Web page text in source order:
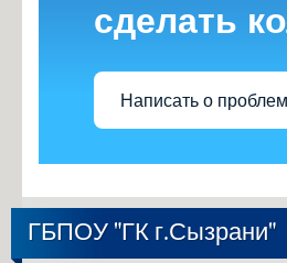
сделать
Написать о
ГБПОУ "ГК г.Сызрани"